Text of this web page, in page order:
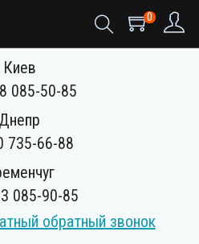
0
Киев
085-50-85
Днепр
735-66-88
085-90-85
обратный звонок